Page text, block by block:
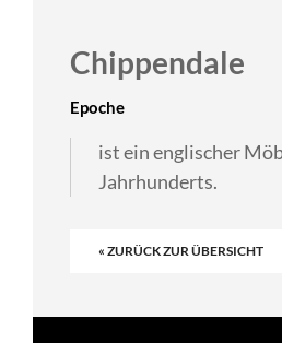
Chippendale
Epoche
ist ein englischer
Jahrhunderts.
« ZURÜCK ZUR ÜBERSICHT